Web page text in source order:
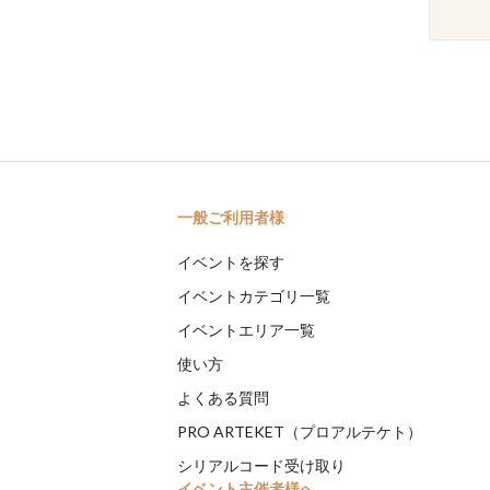
一般ご利用者様
イベントを探す
イベントカテゴリ一覧
イベントエリア一覧
使い方
よくある質問
PRO ARTEKET（プロアルテケト）
シリアルコード受け取り